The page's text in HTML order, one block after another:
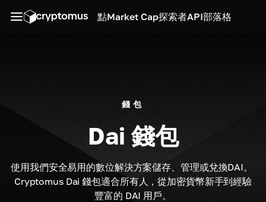
點Market Cap探索者API部落格
錢包
Dai 錢包
使用我們安全易用的數位解決方案儲存、管理或兌換DAI。
Cryptomus Dai 錢包適合所有人，從加密貨幣新手到經驗
豐富的 DAI 用戶。